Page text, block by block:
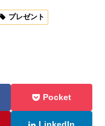
プレゼント
Pocket